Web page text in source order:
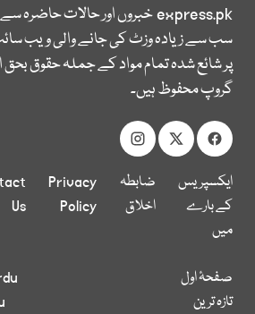
express.pkخبروں اور حالات حاضرہ
سب سے زیادہ وزٹ کی جانے والی ویب
پر شائع شدہ تمام مواد کے جملہ حقوق
گروپ محفوظ ہیں۔
ایکسپریس
کے بارے
میں
ضابطہ
اخلاق
Privacy
Policy
Us
صفحۂ اول
تازہ ترین